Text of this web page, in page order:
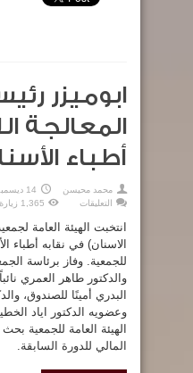
ابوميزر
المعالجة
أطباء
محمد محيسن 14 ديسمبر,2019
التعليقات
رئيسا
لجمعية
المعالجة
اللبية
بنقابة
أطباء
الأسنان
مغلقة
1,365 زيارة
انتخبت الهيئة العامة
الاسنان) في نقابه أطباء
للجمعية. وفاز برئاسة
والدكتور طاهر العمري
البدري أمينًا للصندوق،
وعضويه الدكتور اياد
الهيئة العامة للجمعية بحث
المالي للدورة السابقة.